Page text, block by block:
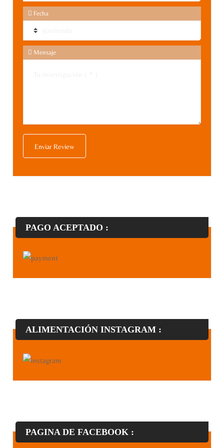
Fecha
Mensaje
PAGO ACEPTADO :
ALIMENTACIÓN INSTAGRAM :
PAGINA DE FACEBOOK :